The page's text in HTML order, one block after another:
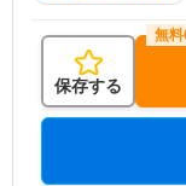
保存する